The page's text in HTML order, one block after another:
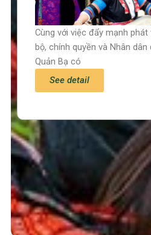
Trang chủ
Tin tức – Sự kiện
Chính sách
Văn hoá – Đời sống
Cùng với việc đẩy mạnh
bộ, chính quyền và Nhân
Quản Bạ có
See detail